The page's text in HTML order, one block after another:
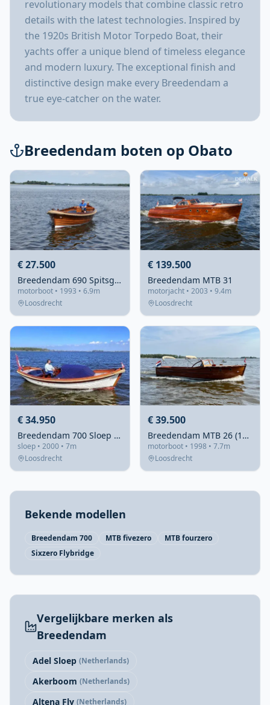
revolutionary models that combine classic retro
details with the latest technologies. Inspired by
the 1920s British Motor Torpedo Boat, their
yachts offer a unique blend of timeless elegance
and modern luxury. The exceptional finish and
distinctive design make every Breedendam a
true eye-catcher on the water.
Breedendam boten op Obato
€ 27.500
Breedendam 690 Spitsgat Sloep 1993 – Klassieke houten sloep
motorboot • 1993 • 6.9m
Loosdrecht
€ 139.500
Breedendam MTB 31
motorjacht • 2003 • 9.4m
Loosdrecht
€ 34.950
Breedendam 700 Sloep 2000 – Klassieke 7m diesel sloep
sloep • 2000 • 7m
Loosdrecht
€ 39.500
Breedendam MTB 26 (1998) – zeewaardig klassiek motorjacht
motorboot • 1998 • 7.7m
Loosdrecht
Bekende modellen
Breedendam 700 MTB fivezero
MTB fourzero
Sixzero Flybridge
Vergelijkbare merken als
Breedendam
Adel Sloep (Netherlands)
Akerboom (Netherlands)
Altena Fly (Netherlands)